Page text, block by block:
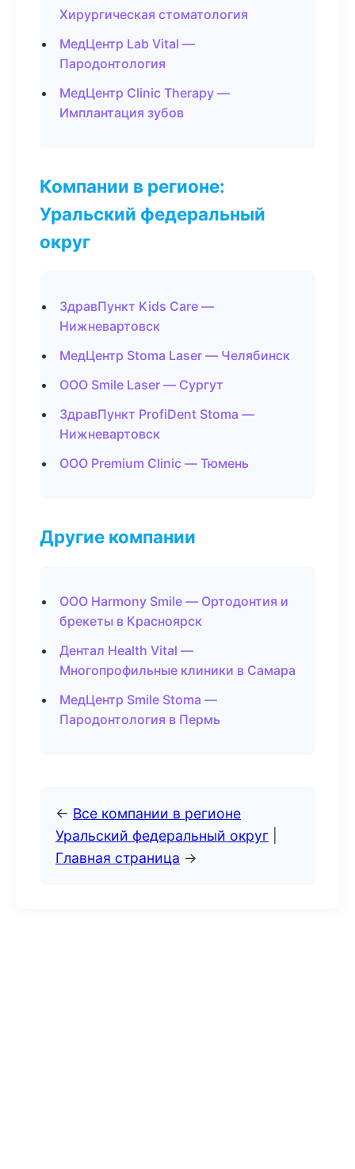
Хирургическая стоматология
МедЦентр Lab Vital —
Пародонтология
МедЦентр Clinic Therapy —
Имплантация зубов
Компании в регионе:
Уральский федеральный
округ
ЗдравПункт Kids Care —
Нижневартовск
МедЦентр Stoma Laser — Челябинск
ООО Smile Laser — Сургут
ЗдравПункт ProfiDent Stoma —
Нижневартовск
ООО Premium Clinic — Тюмень
Другие компании
ООО Harmony Smile — Ортодонтия и
брекеты в Красноярск
Дентал Health Vital —
Многопрофильные клиники в Самара
МедЦентр Smile Stoma —
Пародонтология в Пермь
← Все компании в регионе
Уральский федеральный округ
Главная страница →